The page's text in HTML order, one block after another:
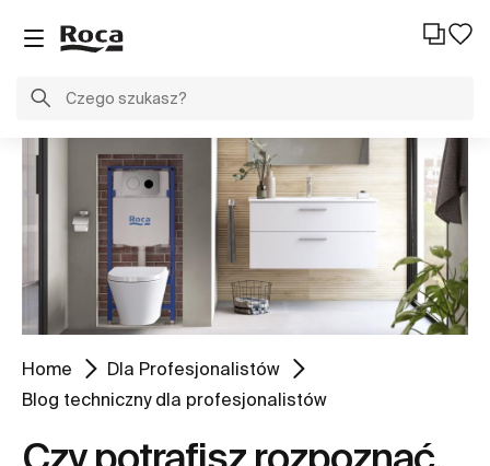
Home
Dla Profesjonalistów
Blog techniczny dla profesjonalistów
Czy potrafisz rozpoznać,